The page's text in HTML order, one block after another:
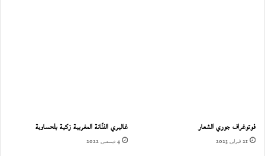
فوتوغراف جوري الشعار
21 فبراير، 2023
غاليري الفنّانة المغربية زكية بلحساوية
4 ديسمبر، 2022